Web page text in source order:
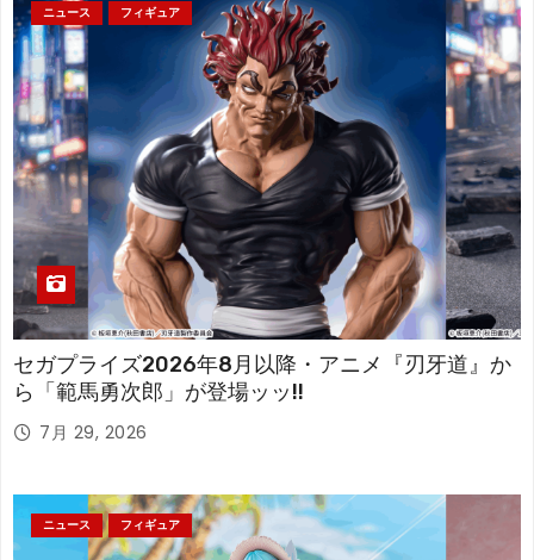
ニュース フィギュア
セガプライズ2026年8月以降・アニメ『刃牙道』か
ら「範馬勇次郎」が登場ッッ!!
7月 29, 2026
ニュース フィギュア